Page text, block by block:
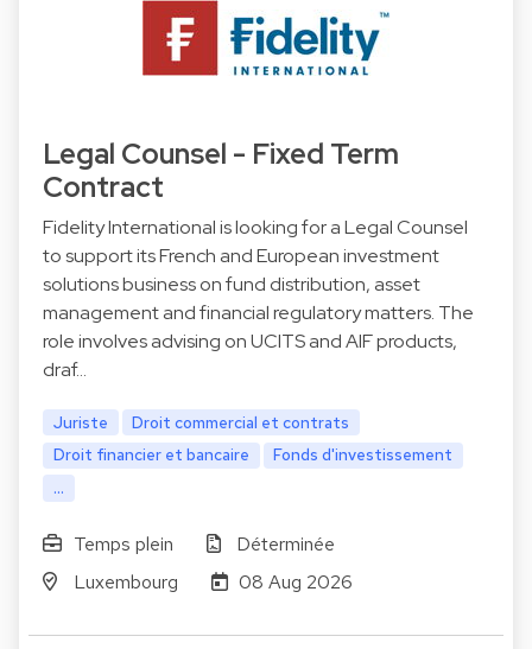
Legal Counsel - Fixed Term
Contract
Fidelity International is looking for a Legal Counsel
to support its French and European investment
solutions business on fund distribution, asset
management and financial regulatory matters. The
role involves advising on UCITS and AIF products,
draf…
Juriste
Droit commercial et contrats
Droit financier et bancaire
Fonds d'investissement
...
Temps plein
Déterminée
Luxembourg
08 Aug 2026